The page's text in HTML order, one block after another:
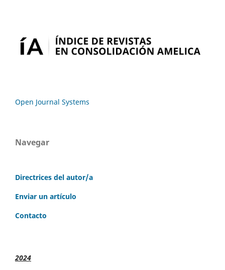
Open Journal Systems
Navegar
Directrices del autor/a
Enviar un artículo
Contacto
2024